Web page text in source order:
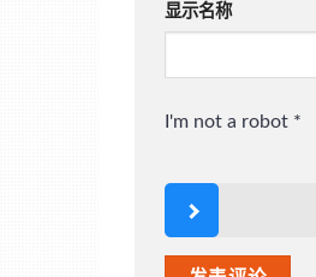
显示名称
I'm not a robot *